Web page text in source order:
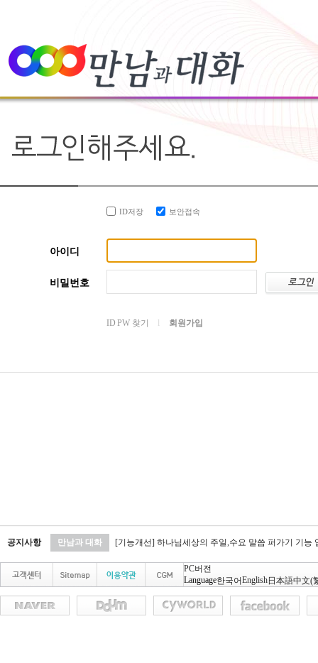
ID저장 보안접속
아이디
비밀번호
ID PW 찾기 회원가입
공지사항 만남과 대화 [기능개선] 하나님세상의 주일,수요 말씀 퍼가기 기능
PC버전
Language한국어English日本語中文(